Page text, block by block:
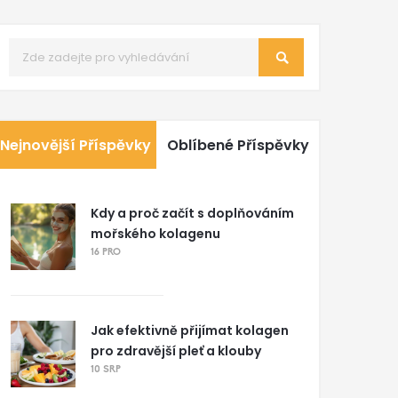
Nejnovější Příspěvky Oblíbené Příspěvky
Kdy a proč začít s doplňováním
mořského kolagenu
16 PRO
Jak efektivně přijímat kolagen
pro zdravější pleť a klouby
10 SRP